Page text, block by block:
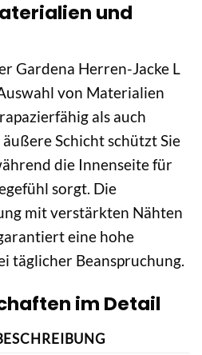
und
Gardena Herren-Jacke L
von Materialien
als auch
Schicht schützt Sie
die Innenseite für
sorgt. Die
mit verstärkten Nähten
eine hohe
täglicher Beanspruchung.
im Detail